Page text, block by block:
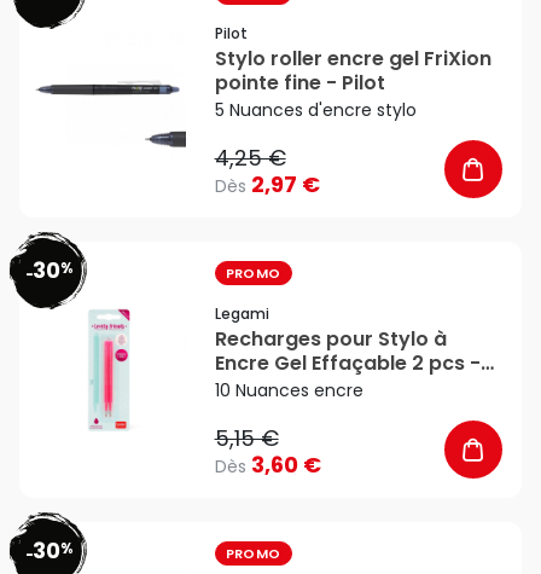
Pilot
Stylo roller encre gel FriXion
pointe fine - Pilot
5 Nuances d'encre stylo
4,25 €
Dès 2,97 €
-30% PROMO
Legami
Recharges pour Stylo à
Encre Gel Effaçable 2 pcs -
Legami
10 Nuances encre
5,15 €
Dès 3,60 €
-30% PROMO